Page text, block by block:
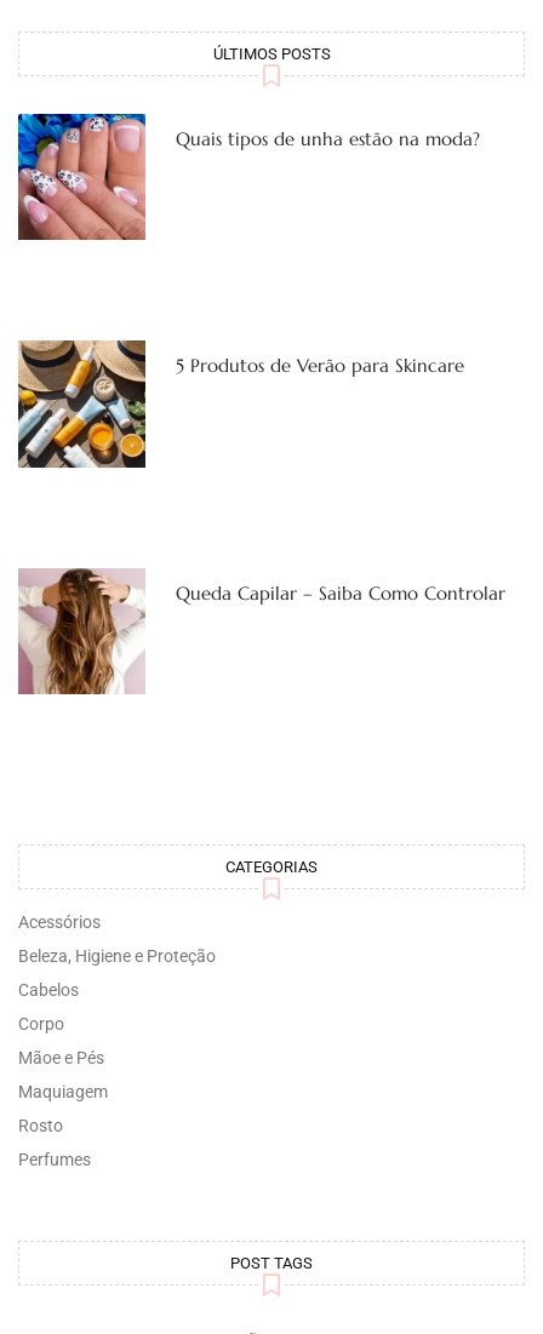
ÚLTIMOS POSTS
Quais tipos de unha estão na moda?
5 Produtos de Verão para Skincare
Queda Capilar – Saiba Como Controlar
CATEGORIAS
Acessórios
Beleza, Higiene e Proteção
Cabelos
Corpo
Mãoe e Pés
Maquiagem
Rosto
Perfumes
POST TAGS